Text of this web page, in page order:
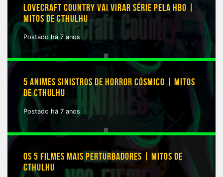
LOVECRAFT COUNTRY VAI VIRAR SÉRIE PELA HBO |
MITOS DE CTHULHU
Postado há 7 anos
5 ANIMES SINISTROS DE HORROR CÓSMICO | MITOS
DE CTHULHU
Postado há 7 anos
OS 5 FILMES MAIS PERTURBADORES | MITOS DE
CTHULHU